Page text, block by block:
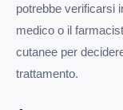
potrebbe verificarsi
medico o il
cutanee per
trattamento.